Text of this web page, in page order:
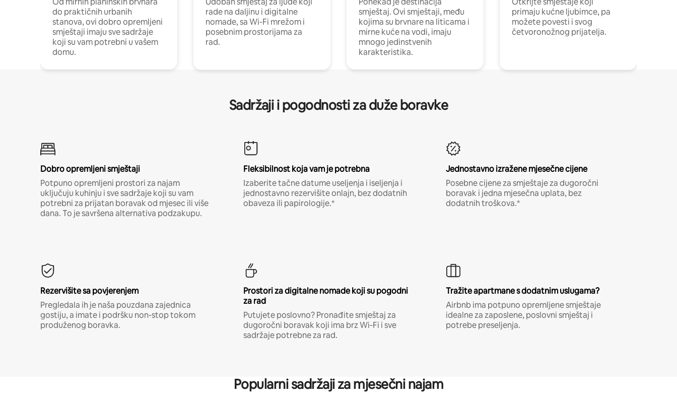
do praktičnih urbanih
stanova, ovi dobro opremljeni
smještaji imaju sve sadržaje
koji su vam potrebni u vašem
domu.
rade na daljinu i digitalne
nomade, sa Wi-Fi mrežom i
posebnim prostorijama za
rad.
smještaj. Ovi smještaji, među
kojima su brvnare na liticama i
mirne kuće na vodi, imaju
mnogo jedinstvenih
karakteristika.
primaju kućne ljubimce, pa
možete povesti i svog
četvoronožnog prijatelja.
Sadržaji i pogodnosti za duže boravke
Dobro opremljeni smještaji
Potpuno opremljeni prostori za najam
uključuju kuhinju i sve sadržaje koji su vam
potrebni za prijatan boravak od mjesec ili više
dana. To je savršena alternativa podzakupu.
Fleksibilnost koja vam je potrebna
Izaberite tačne datume useljenja i iseljenja i
jednostavno rezervišite onlajn, bez dodatnih
obaveza ili papirologije.*
Jednostavno izražene mjesečne cijene
Posebne cijene za smještaje za dugoročni
boravak i jedna mjesečna uplata, bez
dodatnih troškova.*
Rezervišite sa povjerenjem
Pregledala ih je naša pouzdana zajednica
gostiju, a imate i podršku non-stop tokom
produženog boravka.
Prostori za digitalne nomade koji su pogodni
za rad
Putujete poslovno? Pronađite smještaj za
dugoročni boravak koji ima brz Wi-Fi i sve
sadržaje potrebne za rad.
Tražite apartmane s dodatnim uslugama?
Airbnb ima potpuno opremljene smještaje
idealne za zaposlene, poslovni smještaj i
potrebe preseljenja.
Popularni sadržaji za mjesečni najam